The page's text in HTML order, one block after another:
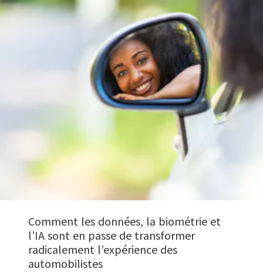
Comment les données, la biométrie et
l’IA sont en passe de transformer
radicalement l’expérience des
automobilistes